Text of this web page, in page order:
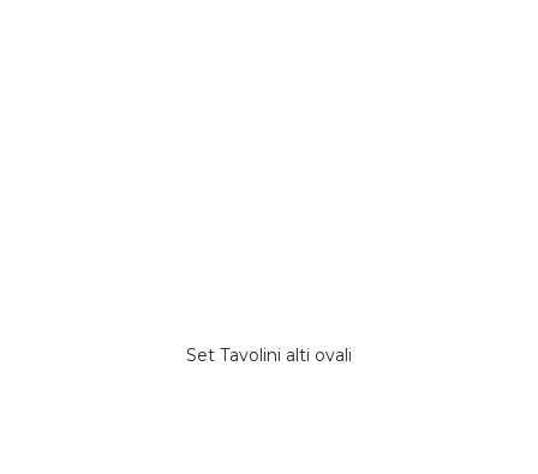
Set Tavolini alti ovali